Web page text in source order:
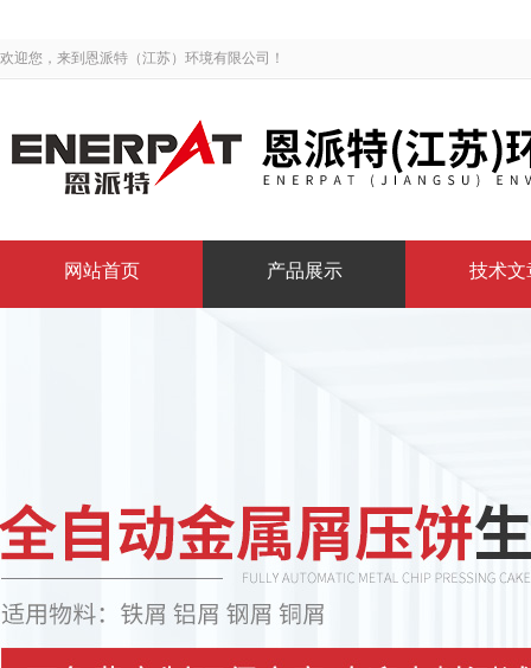
欢迎您，来到恩派特（江苏）环境有限公司！
网站首页 产品展示 技术文